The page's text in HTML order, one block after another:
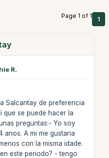
Page 1 of 1 1
R.
Salcantay de preferencia
que se puede hacer la
preguntas:- Yo soy
anos. A mi me gustaria
con la misma idade.
este periodo? - tengo